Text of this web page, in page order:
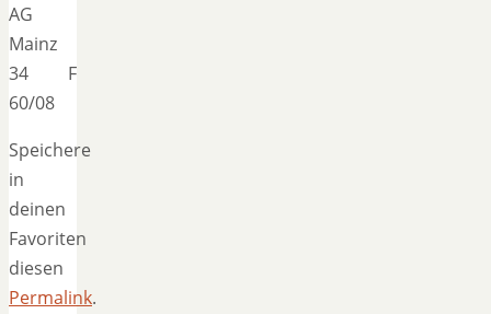
AG
Mainz
34 F
60/08
Speichere
in
deinen
Favoriten
diesen
Permalink.